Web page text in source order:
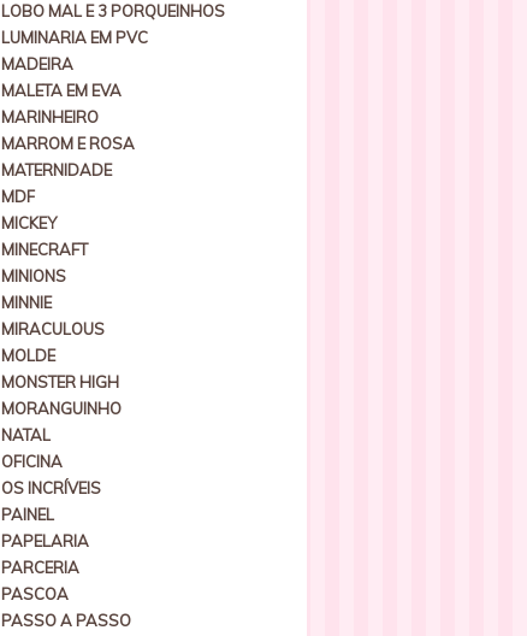
LOBO MAL E 3 PORQUEINHOS
LUMINARIA EM PVC
MADEIRA
MALETA EM EVA
MARINHEIRO
MARROM E ROSA
MATERNIDADE
MDF
MICKEY
MINECRAFT
MINIONS
MINNIE
MIRACULOUS
MOLDE
MONSTER HIGH
MORANGUINHO
NATAL
OFICINA
OS INCRÍVEIS
PAINEL
PAPELARIA
PARCERIA
PASCOA
PASSO A PASSO